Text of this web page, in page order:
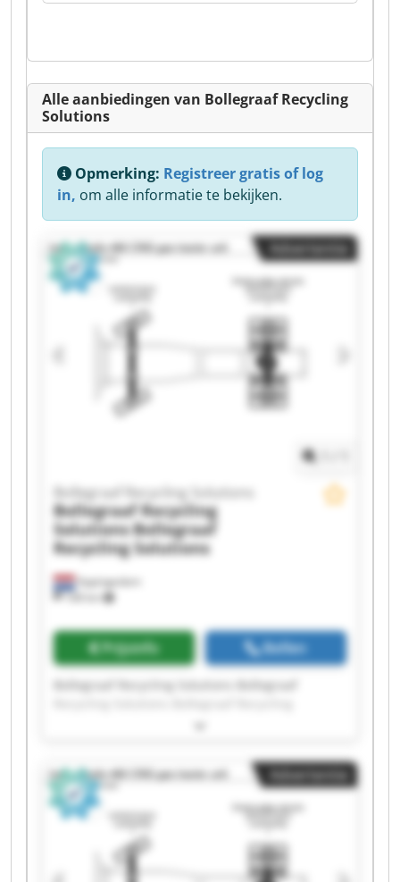
Alle aanbiedingen van Bollegraaf Recycling
Solutions
Opmerking: Registreer gratis of log
in, om alle informatie te bekijken.
Advertentie
Appingedam
168 km
Bollegraaf Recycling Solutions
Bollegraaf Recycling
SolutionsBollegraaf
Recycling Solutions
Prijsinfo Bellen
Bollegraaf Recycling Solutions Bollegraaf
Solutions Bollegraaf Recycling Solutions
Recycling Solutions Bollegraaf Recycling
Solutions Bollegraaf Recycling Solutions
Bollegraaf Recycling Solutions Bollegraaf
Recycling Solutions Bollegraaf Recycling
Solutions Bollegraaf Recycling Solutions
Bollegraaf Recycling Solutions Bollegraaf
Recycling Solutions Bollegraaf Recycling
Advertentie